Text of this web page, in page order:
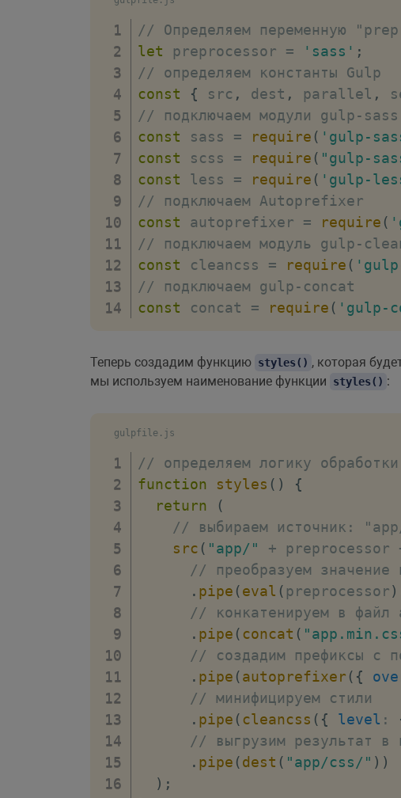
// Определяем переменную
let preprocessor = 'sass' ;
// определяем константы Gulp
const
{ src , dest , parallel ,
// подключаем модули gulp-
const sass = require ( 'gulp-
const scss = require ( "gulp-
const less = require ( 'gulp-
// подключаем Autoprefixer
const autoprefixer = require (
// подключаем модуль gulp-
const cleancss = require (
// подключаем gulp-concat
const concat = require ( 'gulp-
Теперь создадим функцию styles() , которая
мы используем наименование функции
styles() :
gulpfile.js
// определяем логику
function
styles ( )
{
return
(
// выбираем источник:
src ( "app/" + preprocessor
// преобразуем
. pipe (eval ( preprocessor)
// конкатенируем в
. pipe (concat (
// создадим префиксы с
. pipe (autoprefixer ( {
// минифицируем стили
. pipe (cleancss ( { level :
// выгрузим результат
. pipe (dest ( "app/css/" ) )
) ;